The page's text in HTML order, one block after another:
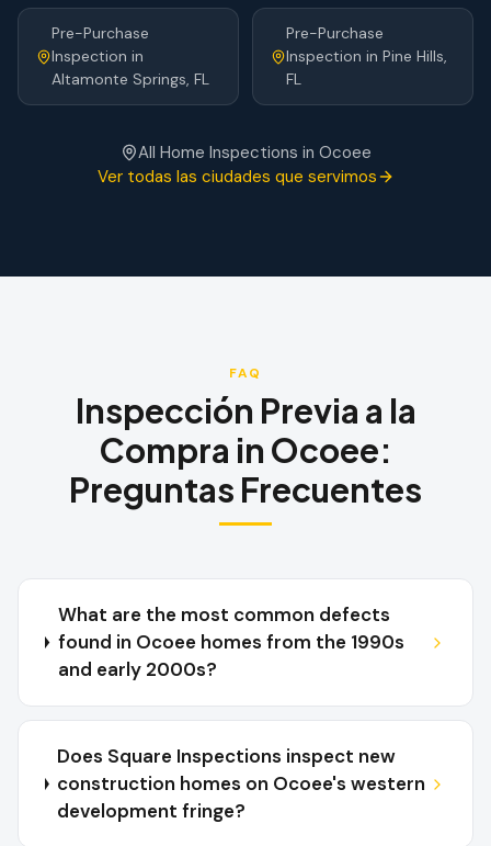
Pre-Purchase
Inspection in
Altamonte Springs, FL
Pre-Purchase
Inspection in Pine Hills,
FL
All Home Inspections in Ocoee
Ver todas las ciudades que servimos
FAQ
Inspección Previa a la
Compra in Ocoee:
Preguntas Frecuentes
What are the most common defects
found in Ocoee homes from the 1990s
and early 2000s?
Does Square Inspections inspect new
construction homes on Ocoee's western
development fringe?